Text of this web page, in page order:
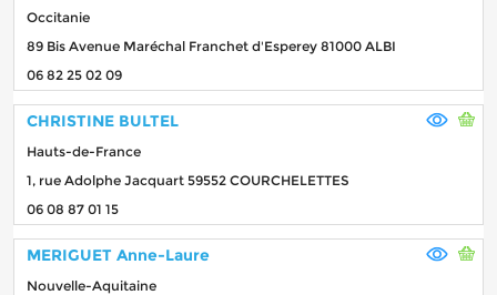
Occitanie
89 Bis Avenue Maréchal Franchet d'Esperey 81000 ALBI
06 82 25 02 09
CHRISTINE BULTEL
Hauts-de-France
1, rue Adolphe Jacquart 59552 COURCHELETTES
06 08 87 01 15
MERIGUET Anne-Laure
Nouvelle-Aquitaine